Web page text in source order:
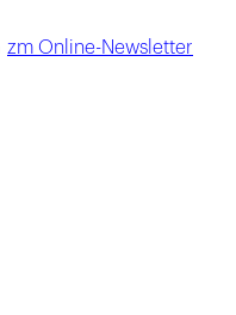
zm Online-Newsletter